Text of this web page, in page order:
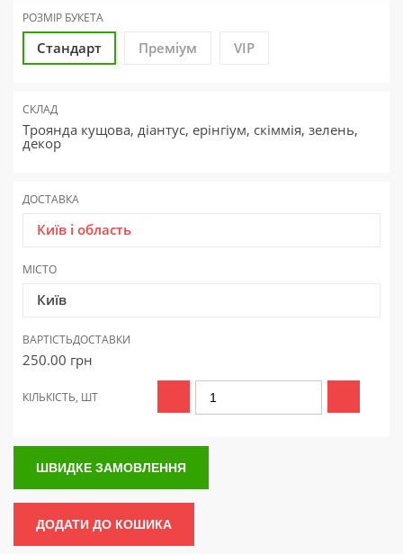
РОЗМІР БУКЕТА
Стандарт Преміум VIP
СКЛАД
Троянда кущова, діантус, ерінгіум, скіммія, зелень,
декор
ДОСТАВКА
Київ і область
МІСТО
Київ
ВАРТІСТЬДОСТАВКИ
250.00 грн
КІЛЬКІСТЬ, ШТ
ШВИДКЕ ЗАМОВЛЕННЯ
ДОДАТИ ДО КОШИКА